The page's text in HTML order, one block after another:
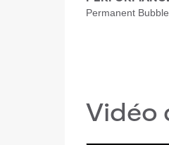
Permanent
Vidéo